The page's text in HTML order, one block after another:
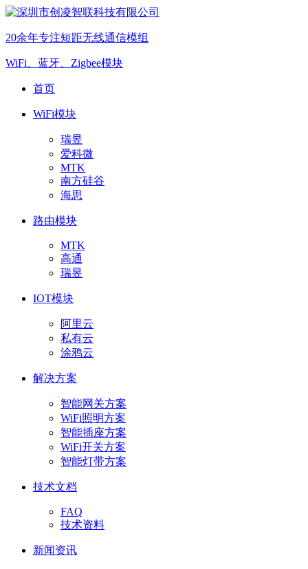
20余年专注短距无线通信模组
WiFi、蓝牙、Zigbee模块
首页
WiFi模块
瑞昱
爱科微
MTK
南方硅谷
海思
路由模块
MTK
高通
瑞昱
IOT模块
阿里云
私有云
涂鸦云
解决方案
智能网关方案
WiFi照明方案
智能插座方案
WiFi开关方案
智能灯带方案
技术文档
FAQ
技术资料
新闻资讯